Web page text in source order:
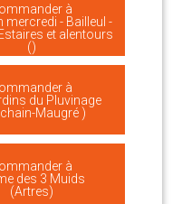
à
mercredi - Bailleul -
et alentours
()
à
du Pluvinage
Maugré )
à
des 3 Muids
(Artres)